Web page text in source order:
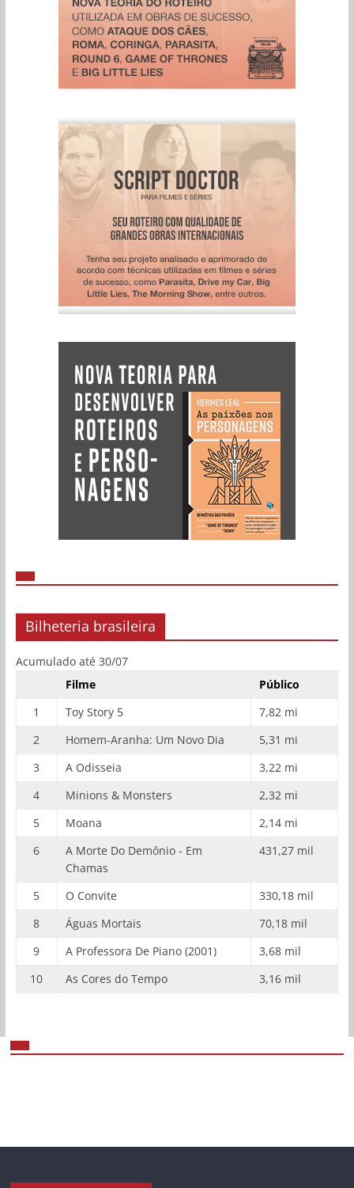
Bilheteria brasileira
Acumulado até 30/07
Filme
Público
1
Toy Story 5
7,82 mi
2
Homem-Aranha: Um Novo Dia
5,31 mi
3
A Odisseia
3,22 mi
4
Minions & Monsters
2,32 mi
5
Moana
2,14 mi
6
A Morte Do Demônio - Em
Chamas
431,27 mil
5 O Convite
330,18 mil
8
Águas Mortais
70,18 mil
9
A Professora De Piano (2001)
3,68 mil
10
As Cores do Tempo 3,16 mil